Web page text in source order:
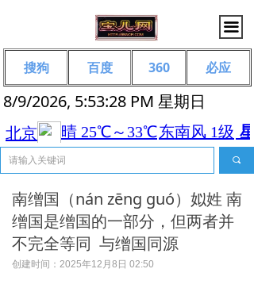
끀
8/9/2026, 5:53:28 PM 星期日
끠
搜狗 百度 360 必应
南缯国（nán zēng guó）姒‌姓 南
缯国是缯国的一部分，但两者并
不完全等同 与缯国同源
创建时间： 2025年12月8日 02:50